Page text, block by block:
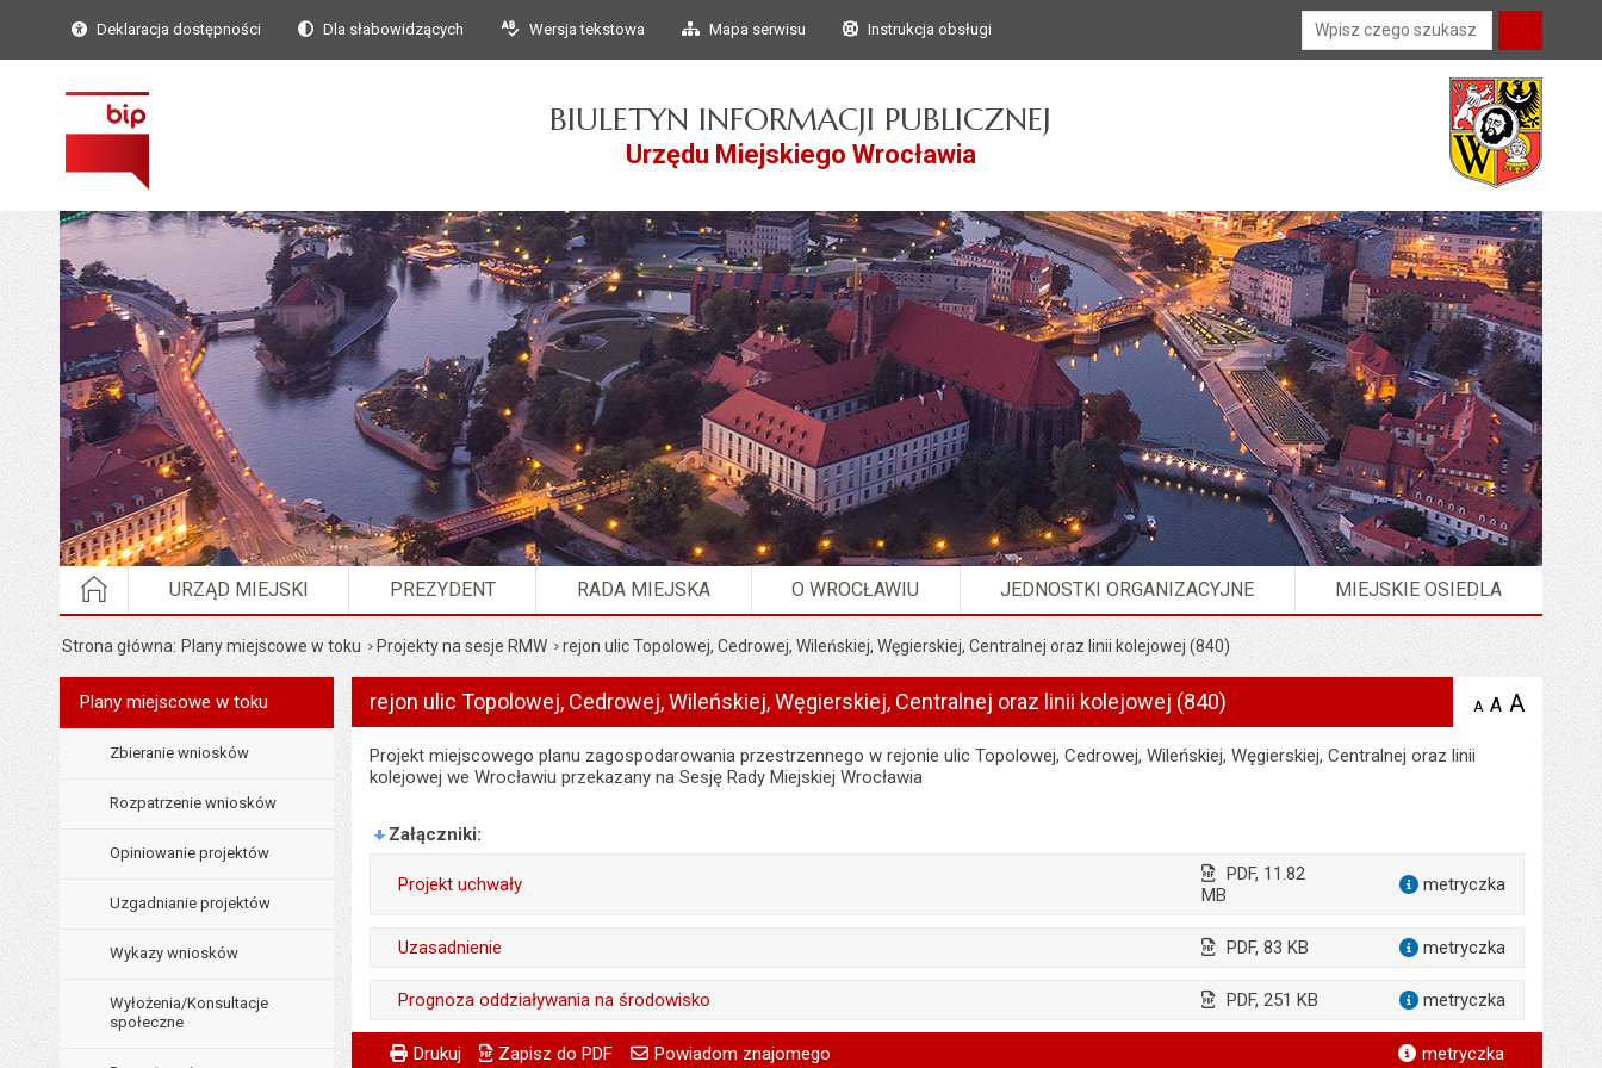
Przejdź do głównego
Przejdź do treści
Deklaracja dostępności Dla słabowidzących Wersja tekstowa Mapa serwisu Instrukcja obsługi Wyszukiwarka
BIULETYN INFORMACJI PUBLICZNEJ
Urzędu Miejskiego Wrocławia
STRONA GŁÓWNA
URZĄD MIEJSKI PREZYDENT RADA MIEJSKA O WROCŁAWIU JEDNOSTKI ORGANIZACYJNE MIEJSKIE OSIEDLA
Strona główna Plany miejscowe w toku Projekty na sesje RMW rejon ulic Topolowej, Cedrowej, Wileńskiej, Węgierskiej, Centralnej oraz linii kolejowej (840)
Menu Planowanie przestrzenne
Plany miejscowe w toku
Zbieranie wniosków
Rozpatrzenie wniosków
Opiniowanie projektów
Uzgadnianie projektów
Wykazy wniosków
Wyłożenia/Konsultacje
społeczne
rejon ulic Topolowej, Cedrowej, Wileńskiej, Węgierskiej, Centralnej oraz linii kolejowej (840) A zmniejsz
A domyślna
A
Projekt miejscowego planu zagospodarowania przestrzennego w rejonie ulic Topolowej, Cedrowej, Wileńskiej, Węgierskiej, Centralnej oraz linii
kolejowej we Wrocławiu przekazany na Sesję Rady Miejskiej Wrocławia
Załączniki
Projekt uchwały
PDF, 11.82
MB
metryczka
Odpowiedzialny za treść:
Opublikował w BIP:
Data opublikowania:
03.06.2026 09:38
Uzasadnienie PDF, 83 KB metryczka
Odpowiedzialny za treść:
Data wytworzenia:
03.06.2026
Prognoza oddziaływania na środowisko PDF, 251 KB metryczka
Wytworzył:
Metryczka
Odpowiedzialny za treść:
Przemysław Matyja
Powiadom znajomego Powiadom znajomego
Twoje imię i nazwiskoPole wymagane
Drukuj Zapisz do PDF Powiadom znajomego metryczka